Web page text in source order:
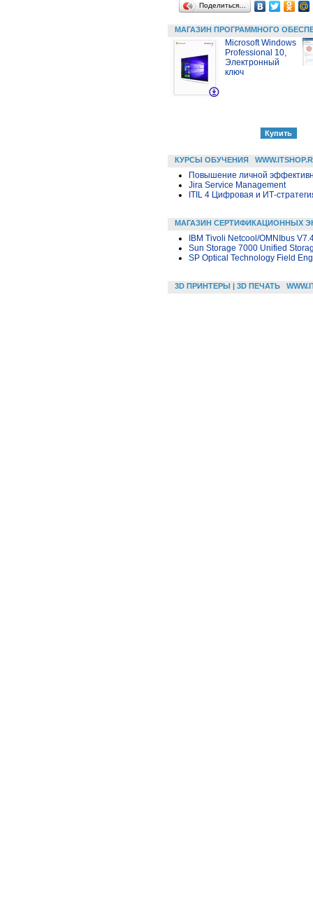
Поделиться…
МАГАЗИН ПРОГРАММНОГО
Microsoft Windows
Professional 10,
Электронный
ключ
КУРСЫ ОБУЧЕНИЯ
Повышение личной
Jira Service Management
ITIL 4 Цифровая и ИТ-
МАГАЗИН СЕРТИФИКАЦИОННЫХ
IBM Tivoli Netcool/OMNIbus
Sun Storage 7000 Unified
SP Optical Technology Field
3D ПРИНТЕРЫ | 3D ПЕЧАТЬ